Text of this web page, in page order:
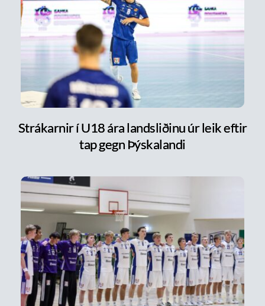
Strákarnir í U18 ára landsliðinu úr leik eftir
tap gegn Þýskalandi